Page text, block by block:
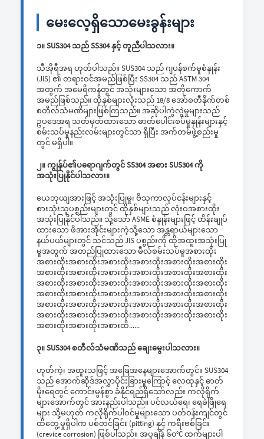
မေးလေ့ရှိသောမေးခွန်းများ
၁။ SUS304 သည် SS304 နှင့် တူညီပါသလား။
သီအိုရီအရ ဟုတ်ပါသည်။ SUS304 သည် ဂျပန်စက်မှုစံနှုန်း
(JIS) ၏ တရားဝင်အမည်ဖြစ်ပြီး SS304 သည် ASTM 304
အတွက် အမေရိကန်တွင် အသုံးများသော အတိုကောက်
အမည်ဖြစ်သည်။ ထိုနှစ်များလုံးသည် 18/8 အော်စတီနိုက်တစ်
စတီလ်သံမဏိများဖြစ်ကြသည်။ အဆိုပါကွဲလွဲမှုများသည်
ဥပဒေအရ သတ်မှတ်ထားသော ဓာတ်ပေါင်းစပ်မှုနှုန်းများနှင့်
စမ်းသပ်မှုနည်းလမ်းများတွင်သာ ရှိပြီး အက်တမ်ဖွဲ့စည်းမှု
တွင် မရှိပါ။
၂။ ကျွန်ုပ်၏ပရောဂျက်တွင် SS304 အစား SUS304 ကို
အသုံးပြုနိုင်ပါသလား။
ယေဘုယျအားဖြင့် အသုံးပြုမှု၊ ဗိသုကာလုပ်ငန်းများနှင့်
စားသုံးသူပစ္စည်းများတွင် ထိုနှစ်များသည် လုံးဝအစားထိုး
အသုံးပြုနိုင်ပါသည်။ သို့သော် ASME စံနှုန်းများဖြင့် ထိန်းချုပ်
ထားသော ဖိအားအိုင်းများကဲ့သို့သော အန္တရာယ်များသော
နယ်ပယ်များတွင် သင်သည် JIS ပစ္စည်းကို ထိုအထူးအသုံးပြု
မှုအတွက် အတည်ပြုထားသော မီလ်စမ်းသပ်မှုအစားထိုး
အစားထိုးအစားထိုးအစားထိုးအစားထိုးအစားထိုးအစားထိုး
အစားထိုးအစားထိုးအစားထိုးအစားထိုးအစားထိုးအစားထိုး
အစားထိုးအစားထိုးအစားထိုးအစားထိုးအစားထိုးအစားထိုး
အစားထိုးအစားထိုးအစားထိုးအစားထိုးအစားထိုးအစားထိုး
အစားထိုးအစားထိုးအစားထိုးအစားထိုးအစားထိုးအစားထိုး
အစားထိုးအစားထိုးအစားထိုးအစားထိုးအစားထိုးအစားထိုး
အစားထိုးအစားထိုးအစားထိ......
၃။ SUS304 စတီလ်သံမဏိသည် ချေးမွေးပါသလား။
ဟုတ်ကဲ့၊ အထူးသဖြင့် အခြေအနေများအောက်တွင်။ SUS304
သည် အောက်ဆိုဒ်အလွှာပိုင်းခြားမှုကြောင့် လေထုနှင့် ဓာတ်
မိုးရေတွင် ကောင်းမွန်စွာ ခံနိုင်ရည်ရှိသော်လည်း ကလိုရိုက်
များအောက်တွင် အားနည်းပါသည်။ ပင်လယ်ရေ၊ ရေခဲဖြိုရေ
များ သို့မဟုတ် ကလိုရိုက်ပါဝင်မှုများသော ပတ်ဝန်းကျင်တွင်
ထိတွေ့မှုရှိပါက ပစ်တင်ခြင်း (pitting) နှင့် ကရီးဗစ်ခြင်း
(crevice corrosion) ဖြစ်ပါသည်။ အပူချိန် ၆၀°C ထက်များပါ